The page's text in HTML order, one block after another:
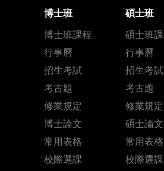
博士班
博士班課程
行事曆
招生考試
考古題
修業規定
博士論文
常用表格
校際選課
碩士班
碩士班
行事曆
招生考試
考古題
修業規定
碩士論文
常用表格
校際選課